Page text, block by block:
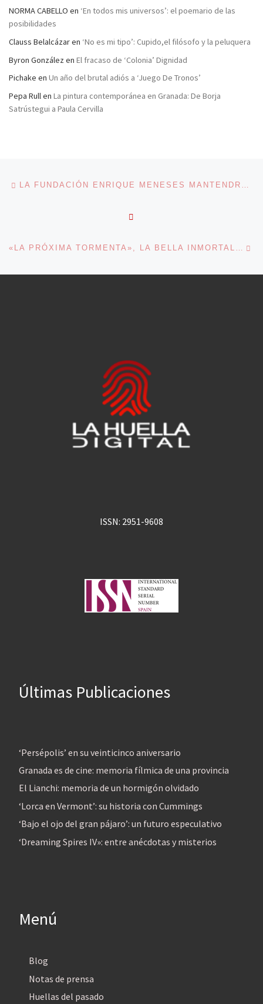
NORMA CABELLO en ‘En todos mis universos’: el poemario de las
posibilidades
Clauss Belalcázaren ‘No es mi tipo’: Cupido,el filósofo y la peluquera
Byron González en El fracaso de ‘Colonia’ Dignidad
Pichake en Un año del brutal adiós a ‘Juego De Tronos’
Pepa Rullen La pintura contemporánea en Granada: De Borja
Satrústegui a Paula Cervilla
Navegación de entradas LA FUNDACIÓN ENRIQUE MENESES MANTENDRÁ VIVO EL RECUERDO DEL PERIODISTA ESPAÑOL
«LA PRÓXIMA TORMENTA», LA BELLA INMORTALIDAD DEL VERSO
ISSN: 2951-9608
Últimas Publicaciones
‘Persépolis’ en su veinticinco aniversario
Granada es de cine: memoria fílmica de una provincia
El Lianchi: memoria de un hormigón olvidado
‘Lorca en Vermont’: su historia con Cummings
‘Bajo el ojo del gran pájaro’: un futuro especulativo
‘Dreaming Spires IV»: entre anécdotas y misterios
Menú
Blog
Notas de prensa
Huellas del pasado